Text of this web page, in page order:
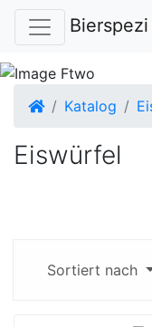
Startseite
Katalog
Eiswürfel
Sortiert nach